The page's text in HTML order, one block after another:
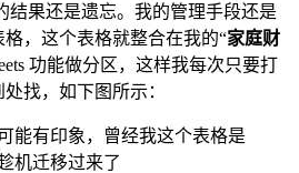
结果还是遗忘。我的管理手段还是
，这个表格就整合在我的“家庭财
功能做分区，这样我每次只要打
找，如下图所示：
能有印象，曾经我这个表格是
机迁移过来了